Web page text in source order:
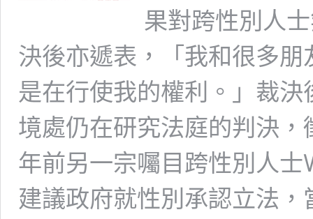
果對跨性別人
決後亦遞表，「我和很多
是在行使我的權利。」裁
境處仍在研究法庭的判決
年前另一宗囑目跨性別人
建議政府就性別承認立法